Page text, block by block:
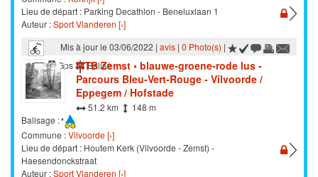
Lieu de départ : Parking Decathlon - Beneluxlaan 1
Auteur :Sport Vlanderen [›]
Mis à jour le 03/06/2022 | avis| 0 Photo(s) |
VTT
Gps Balisé
MTB Zemst • blauwe-groene-rode lus -
Parcours Bleu-Vert-Rouge - Vilvoorde /
Eppegem / Hofstade
51.2 km
148 m
Balisage :
Commune :Vilvoorde [›]
Lieu de départ : Houtem Kerk (Vilvoorde - Zemst) -
Haesendonckstraat
Auteur :Sport Vlanderen [›]